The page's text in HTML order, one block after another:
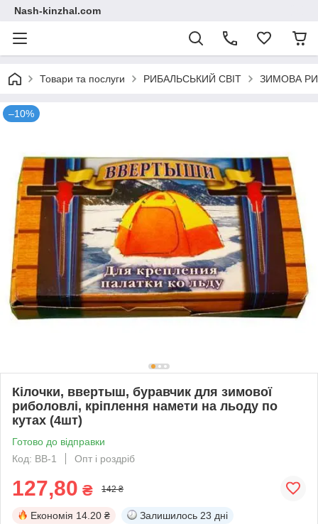
Nash-kinzhal.com
Товари та послуги РИБАЛЬСЬКИЙ СВІТ ЗИМОВА
–10%
Кілочки, ввертыш, буравчик для зимової
риболовлі, кріплення намети на льоду по
кутах (4шт)
Готово до відправки
Код: ВВ-1
Опт і роздріб
127,80 ₴ 142 ₴
Економія 14.20 ₴ Залишилось 23 дні